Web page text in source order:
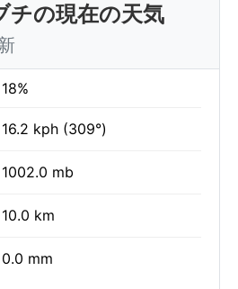
チの現在の天気
18%
16.2 kph (309°)
1002.0 mb
10.0 km
0.0 mm